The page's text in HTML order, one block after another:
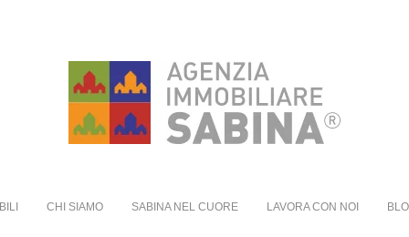
CHI SIAMO SABINA NEL CUORE LAVORA CON NOI